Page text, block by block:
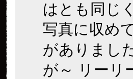
はとも同じ
写真に収め
がありまし
が～ リーリ